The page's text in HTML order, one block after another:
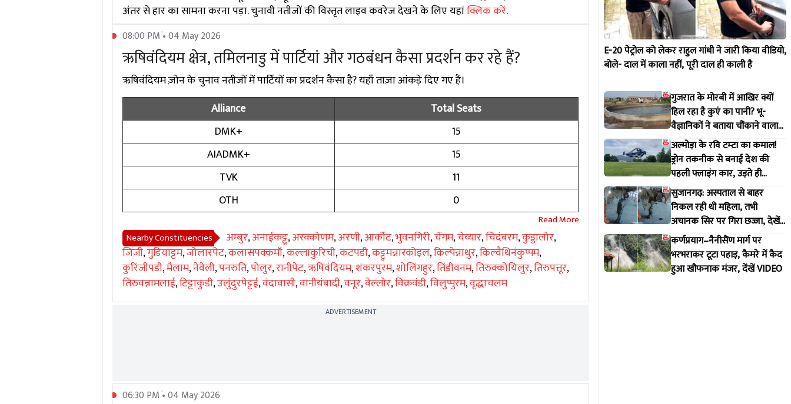
अंतर से हार का सामना करना पड़ा. चुनावी नतीजों की विस्तृत लाइव कवरेज देखने के लिए यहांक्लिक करें.
08:00 PM • 04 May 2026
ऋषिवंदियम क्षेत्र, तमिलनाडु में पार्टियां और गठबंधन कैसा प्रदर्शन कर रहे हैं?
ऋषिवंदियम ज़ोन के चुनाव नतीजों में पार्टियों का प्रदर्शन कैसा है? यहाँ ताज़ा आंकड़े दिए गए हैं।
Alliance
Total Seats
DMK+
15
AIADMK+
15
TVK
11
OTH
0
Nearby Constituencies अम्बुर,अनाईकट्टू,अरक्कोणम,अरणी,आर्कोट,भुवनगिरी,चेंगम,चेय्यार,चिदंबरम,कुड्डालोर,
जिंजी,गुडियाट्टम,जोलारपेट,कलासपक्कमॉ,कल्लाकुरिची,कटपडी,कट्टुमन्नारकोइल,किल्पेन्नाथुर,किल्वैथिनंकुप्पम,
कुरिंजीपडी,मैलाम,नेवेली,पनरुति,पोलुर,रानीपेट,ऋषिवंदियम,शंकरपुरम,शोलिंगहुर,तिंडीवनम,तिरुक्कोयिलुर,तिरुपत्तूर,
तिरुवन्नामलाई,टिट्टाकुडी,उलुंदुरपेट्टई,वंदावासी,वानीयंबादी,वनूर,वेल्लोर,विक्रवंडी,विलुप्पुरम,वृद्धाचलम
ADVERTISEMENT
06:30 PM • 04 May 2026
E-20 पेट्रोल को लेकर राहुल गांधी ने जारी किया वीडियो,
बोले- दाल में काला नहीं, पूरी दाल ही काली है
गुजरात के मोरबी में आखिर क्यों
हिल रहा है कुएं का पानी? भू-
वैज्ञानिकों ने बताया चौंकाने वाला
सच
अल्मोड़ा के रवि टम्टा का कमाल!
ड्रोन तकनीक से बनाई देश की
पहली फ्लाइंग कार, उड़ते ही
वायरल हुआ वीडियो
सुजानगढ़: अस्पताल से बाहर
निकल रही थी महिला, तभी
अचानक सिर पर गिरा छज्जा, देखें
VIDEO
कर्णप्रयाग–नैनीसैंण मार्ग पर
भरभराकर टूटा पहाड़, कैमरे में कैद
हुआ खौफनाक मंजर, देंखें VIDEO